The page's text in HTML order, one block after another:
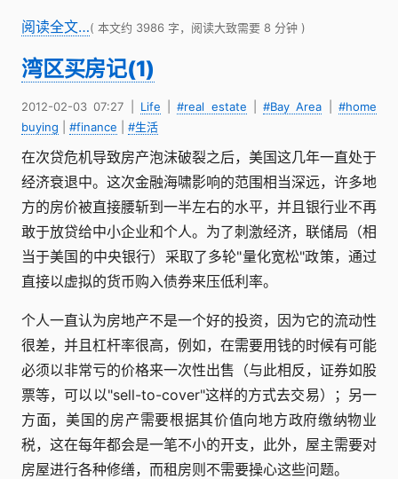
阅读全文…( 本文约 3986 字，阅读大致需要 8 分钟 )
湾区买房记(1)
2012-02-03 07:27 Life |#real estate |#Bay Area |#home
buying
#finance #生活
在次贷危机导致房产泡沫破裂之后，美国这几年一直处于
经济衰退中。这次金融海啸影响的范围相当深远，许多地
方的房价被直接腰斩到一半左右的水平，并且银行业不再
敢于放贷给中小企业和个人。为了刺激经济，联储局（相
当于美国的中央银行）采取了多轮"量化宽松"政策，通过
直接以虚拟的货币购入债券来压低利率。
个人一直认为房地产不是一个好的投资，因为它的流动性
很差，并且杠杆率很高，例如，在需要用钱的时候有可能
必须以非常亏的价格来一次性出售（与此相反，证券如股
票等，可以以"sell-to-cover"这样的方式去交易）；另一
方面，美国的房产需要根据其价值向地方政府缴纳物业
税，这在每年都会是一笔不小的开支，此外，屋主需要对
房屋进行各种修缮，而租房则不需要操心这些问题。